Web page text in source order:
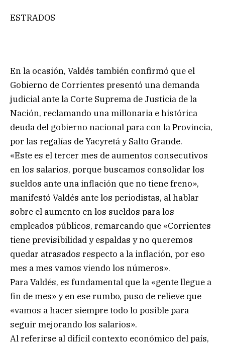
ESTRADOS
En la ocasión, Valdés también confirmó que el
Gobierno de Corrientes presentó una demanda
judicial ante la Corte Suprema de Justicia de la
Nación, reclamando una millonaria e histórica
deuda del gobierno nacional para con la Provincia,
por las regalías de Yacyretá y Salto Grande.
«Este es el tercer mes de aumentos consecutivos
en los salarios, porque buscamos consolidar los
sueldos ante una inflación que no tiene freno»,
manifestó Valdés ante los periodistas, al hablar
sobre el aumento en los sueldos para los
empleados públicos, remarcando que «Corrientes
tiene previsibilidad y espaldas y no queremos
quedar atrasados respecto a la inflación, por eso
mes a mes vamos viendo los números».
Para Valdés, es fundamental que la «gente llegue a
fin de mes» y en ese rumbo, puso de relieve que
«vamos a hacer siempre todo lo posible para
seguir mejorando los salarios».
Al referirse al difícil contexto económico del país,